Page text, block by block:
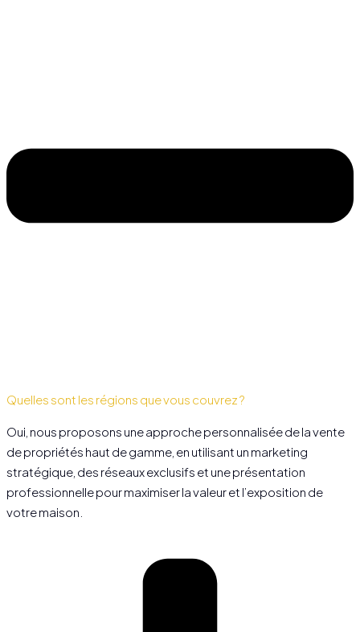
Quelles sont les régions que vous couvrez ?
Oui, nous proposons une approche personnalisée de la vente
de propriétés haut de gamme, en utilisant un marketing
stratégique, des réseaux exclusifs et une présentation
professionnelle pour maximiser la valeur et l’exposition de
votre maison.